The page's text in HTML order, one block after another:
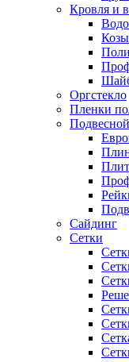
Кровля и
Оргстекло
Пленки
Сайдинг
Сетки